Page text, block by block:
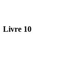
Livre 10